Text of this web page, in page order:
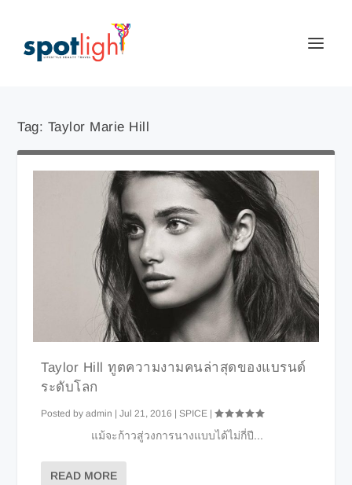
Tag: Taylor Marie Hill
Taylor Hill ทูตความงามคนล่าสุดของแบรนด์
ระดับโลก
Posted byadmin |Jul 21, 2016 |SPICE |
แม้จะก้าวสู่วงการนางแบบได้ไม่กี่ปี...
READ MORE